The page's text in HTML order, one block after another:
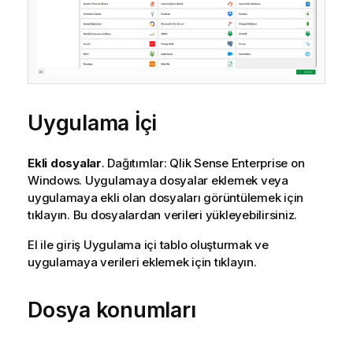
Uygulama İçi
Ekli dosyalar. Dağıtımlar: Qlik Sense Enterprise on
Windows. Uygulamaya dosyalar eklemek veya
uygulamaya ekli olan dosyaları görüntülemek için
tıklayın. Bu dosyalardan verileri yükleyebilirsiniz.
El ile giriş Uygulama içi tablo oluşturmak ve
uygulamaya verileri eklemek için tıklayın.
Dosya konumları